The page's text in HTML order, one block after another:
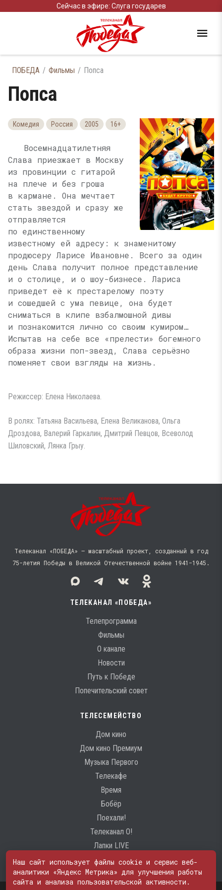
Сейчас в эфире: Слуга государев
ПОБЕДА Фильмы Попса
Попса
Комедия Россия 2005 16+
Восемнадцатилетняя
Слава приезжает в Москву
из провинции с гитарой
на плече и без гроша
в кармане. Она мечтает
стать звездой и сразу же
отправляется
по единственному
известному ей адресу: к знаменитому
продюсеру Ларисе Ивановне. Всего за один
день Слава получит полное представление
и о столице, и о шоу-бизнесе. Лариса
приведет её к престарелому поэту
и сошедшей с ума певице, она будет
сниматься в клипе взбалмошной дивы
и познакомится лично со своим кумиром…
Испытав на себе все «прелести» богемного
образа жизни поп-звезд, Слава серьёзно
поменяет свои взгляды на жизнь.
Режиссер: Елена Николаева.
В ролях: Татьяна Васильева, Елена Великанова, Ольга
Дроздова, Валерий Гаркалин, Дмитрий Певцов, Всеволод
Шиловский, Лянка Грыу.
Телеканал «ПОБЕДА» — масштабный проект, созданный в год
75-летия Победы в Великой Отечественной войне 1941−1945.
ТЕЛЕКАНАЛ «ПОБЕДА»
Телепрограмма
Фильмы
О канале
Новости
Путь к Победе
Попечительский совет
ТЕЛЕСЕМЕЙСТВО
Дом кино
Дом кино Премиум
Музыка Первого
Телекафе
Время
Бобёр
Поехали!
Телеканал О!
Лапки LIVE
Наш сайт использует файлы cookie и сервис веб-
аналитики «Яндекс Метрика» для улучшения работы
сайта и анализа пользовательской активности.